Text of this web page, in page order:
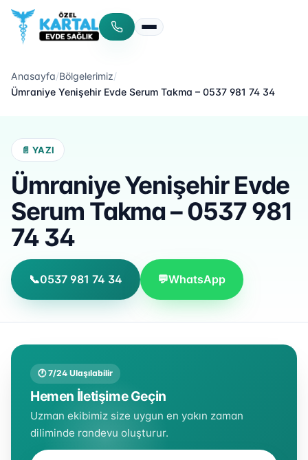
Menüyü aç/kapat
Anasayfa/Bölgelerimiz/
Ümraniye Yenişehir Evde Serum Takma – 0537 981 74 34
📄 YAZI
Ümraniye Yenişehir Evde
Serum Takma – 0537 981
74 34
📞0537 981 74 34 💬WhatsApp
🕐 7/24 Ulaşılabilir
Hemen İletişime Geçin
Uzman ekibimiz size uygun en yakın zaman
diliminde randevu oluşturur.